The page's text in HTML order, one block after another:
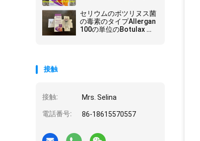
セリウムのボツリヌス菌
の毒素のタイプAllergan
100の単位のBotulax の
接触
接触: Mrs. Selina
電話番号: 86-18615570557